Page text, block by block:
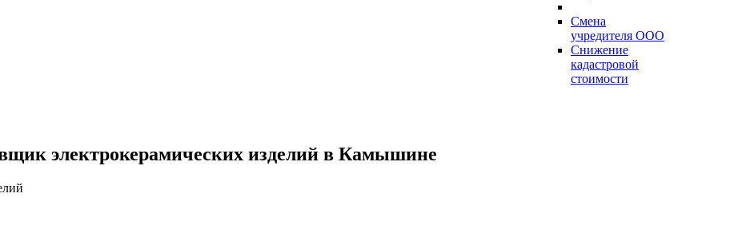
Смена
учредителя ООО
Снижение
кадастровой
стоимости
электрокерамических изделий в Камышине